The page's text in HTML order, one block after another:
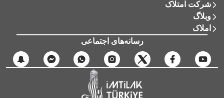
شرکت امتلاک
وبلاگ
املاک
رسانه‌های اجتماعی